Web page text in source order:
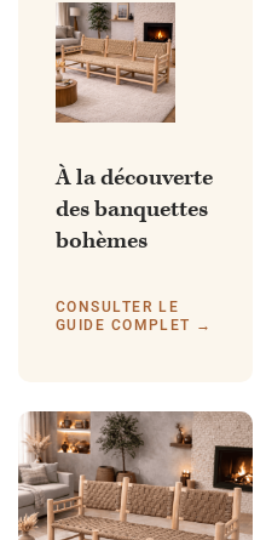
À la découverte
des banquettes
bohèmes
CONSULTER LE
GUIDE COMPLET →